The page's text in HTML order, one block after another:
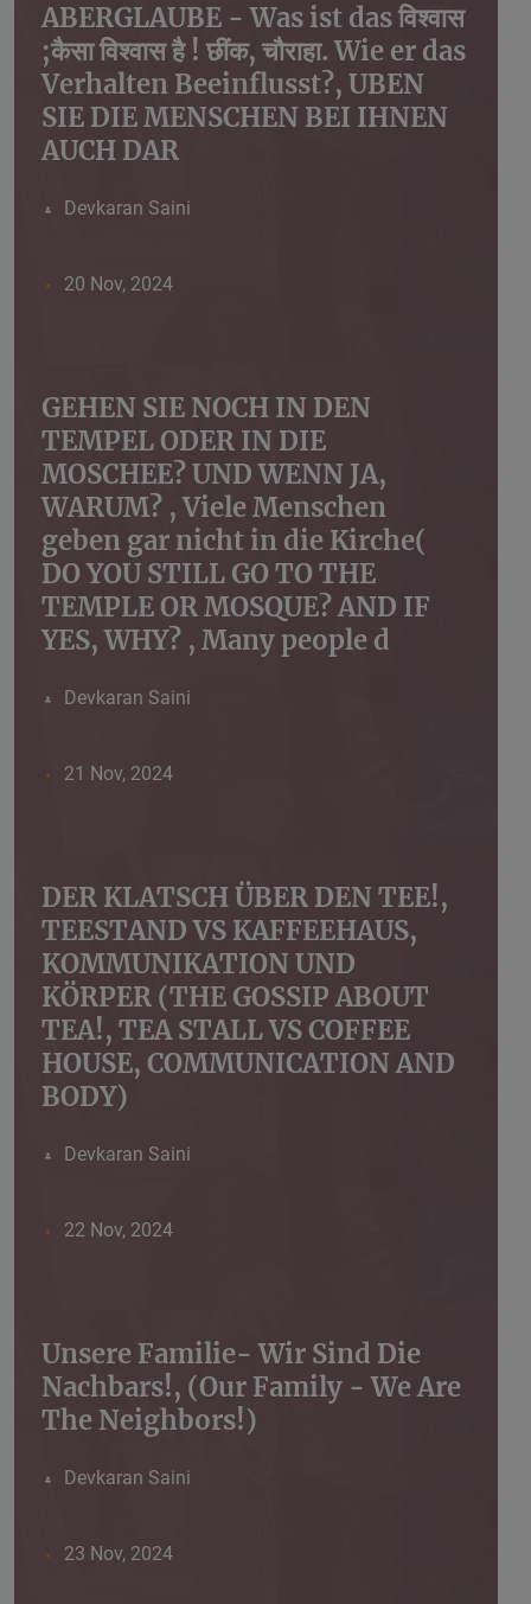
ABERGLAUBE - Was ist das विश्वास
;कैसा विश्वास है ! छींक, चौराहा. Wie er das
Verhalten Beeinflusst?, UBEN
SIE DIE MENSCHEN BEI IHNEN
AUCH DAR
Devkaran Saini
20 Nov, 2024
GEHEN SIE NOCH IN DEN
TEMPEL ODER IN DIE
MOSCHEE? UND WENN JA,
WARUM? , Viele Menschen
geben gar nicht in die Kirche(
DO YOU STILL GO TO THE
TEMPLE OR MOSQUE? AND IF
YES, WHY? , Many people d
Devkaran Saini
21 Nov, 2024
DER KLATSCH ÜBER DEN TEE!,
TEESTAND VS KAFFEEHAUS,
KOMMUNIKATION UND
KÖRPER (THE GOSSIP ABOUT
TEA!, TEA STALL VS COFFEE
HOUSE, COMMUNICATION AND
BODY)
Devkaran Saini
22 Nov, 2024
Unsere Familie- Wir Sind Die
Nachbars!, (Our Family - We Are
The Neighbors!)
Devkaran Saini
23 Nov, 2024